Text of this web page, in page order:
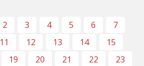
2 3 4 5 6
7
11 12 13 14
15
19 20 21 22
23